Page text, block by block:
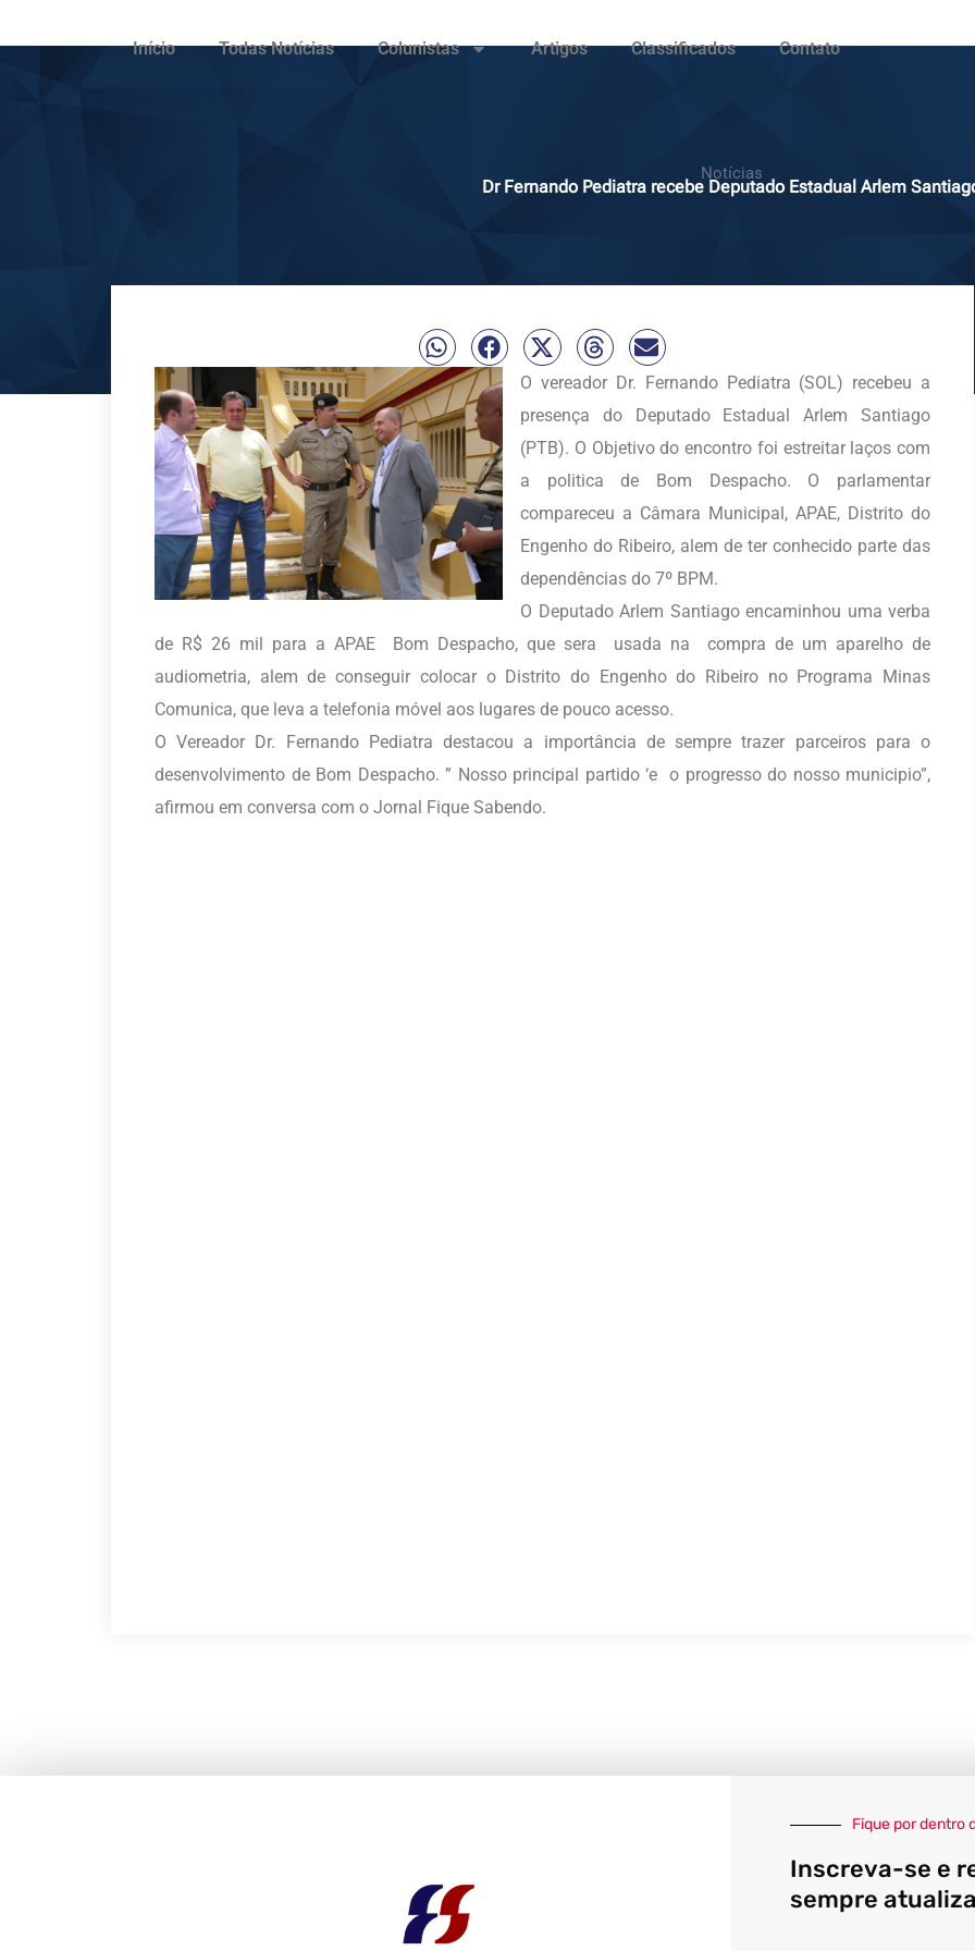
Início Todas Notícias Colunistas Artigos Classificados Contato
Notícias
Dr Fernando Pediatra recebe Deputado Estadual Arlem
O vereador Dr. Fernando Pediatra (SOL) recebeu a
presença do Deputado Estadual Arlem Santiago
(PTB). O Objetivo do encontro foi estreitar laços com
a politica de Bom Despacho. O parlamentar
compareceu a Câmara Municipal, APAE, Distrito do
Engenho do Ribeiro, alem de ter conhecido parte das
dependências do 7º BPM.
O Deputado Arlem Santiago encaminhou uma verba
de R$ 26 mil para a APAE Bom Despacho, que sera usada na compra de um aparelho de
audiometria, alem de conseguir colocar o Distrito do Engenho do Ribeiro no Programa Minas
Comunica, que leva a telefonia móvel aos lugares de pouco acesso.
O Vereador Dr. Fernando Pediatra destacou a importância de sempre trazer parceiros para o
desenvolvimento de Bom Despacho. ” Nosso principal partido ‘e o progresso do nosso municipio”,
afirmou em conversa com o Jornal Fique Sabendo.
Fique por dentro
Inscreva-se e
sempre